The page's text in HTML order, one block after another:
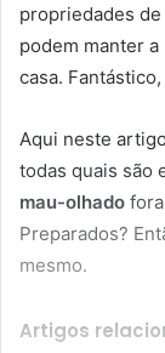
propriedades
podem manter a
casa.
Aqui neste
todas quais são
mau-olhado
Preparados?
mesmo.
Artigos